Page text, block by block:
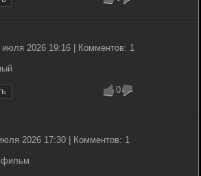
2026 19:16 | Комментов: 1
0
2026 17:30 | Комментов: 1
фильм